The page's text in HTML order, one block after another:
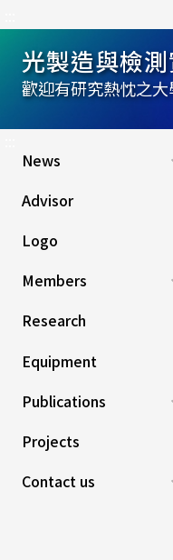
光製造與檢
歡迎有研究熱忱之
News
Advisor
Logo
Members
Research
Equipment
Publications
Projects
Contact us